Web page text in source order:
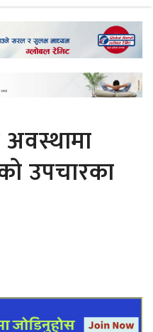
अवस्थामा
उपचारका